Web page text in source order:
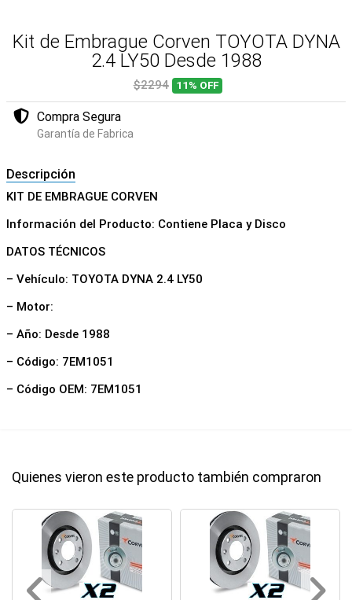
Kit de Embrague Corven TOYOTA DYNA
2.4 LY50 Desde 1988
$2294 11% OFF
Compra Segura
Garantía de Fabrica
Descripción
KIT DE EMBRAGUE CORVEN
Información del Producto: Contiene Placa y Disco
DATOS TÉCNICOS
– Vehículo: TOYOTA DYNA 2.4 LY50
– Motor:
– Año: Desde 1988
– Código: 7EM1051
– Código OEM: 7EM1051
Quienes vieron este producto también compraron